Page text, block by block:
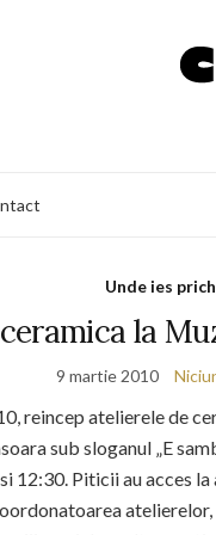
Unde ies
la
9 martie 2010
reincep atelierele de
sub sloganul „E
12:30. Piticii au acces